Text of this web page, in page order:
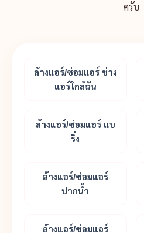
ครับ
ล้างแอร์/ซ่อมแอร์ ช่าง
แอร์ใกล้ฉัน
ล้างแอร์/ซ่อมแอร์ แบ
ริ่ง
ล้างแอร์/ซ่อมแอร์
ปากน้ำ
ล้างแอร์/ซ่อมแอร์